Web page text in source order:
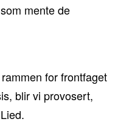
mente de
for frontfaget
blir vi provosert,